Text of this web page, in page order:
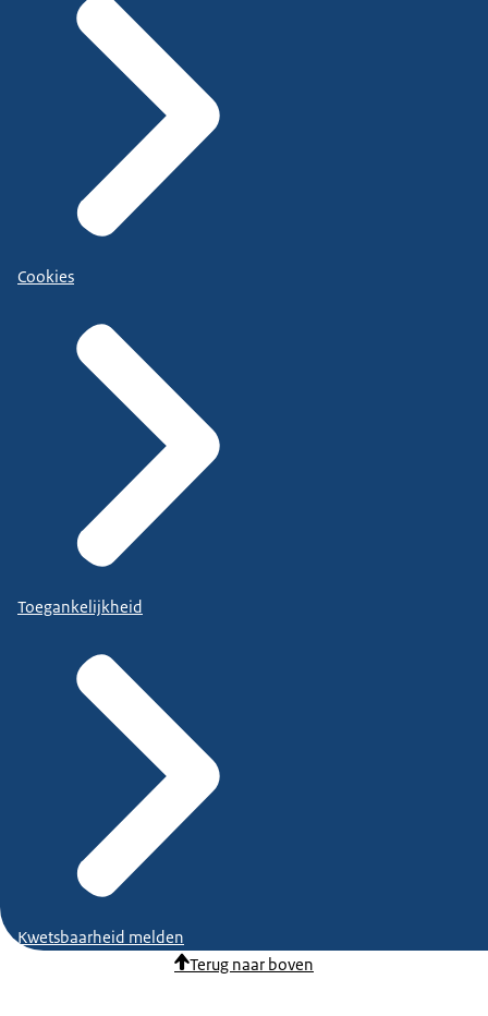
Cookies
Toegankelijkheid
Kwetsbaarheid melden
Terug naar boven